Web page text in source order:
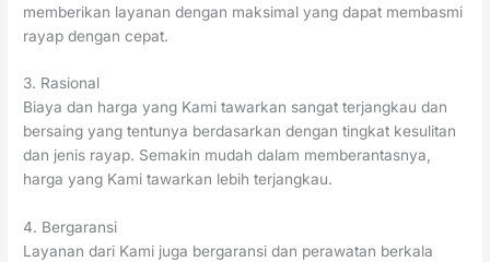
memberikan layanan dengan maksimal yang dapat membasmi
rayap dengan cepat.
3. Rasional
Biaya dan harga yang Kami tawarkan sangat terjangkau dan
bersaing yang tentunya berdasarkan dengan tingkat kesulitan
dan jenis rayap. Semakin mudah dalam memberantasnya,
harga yang Kami tawarkan lebih terjangkau.
4. Bergaransi
Layanan dari Kami juga bergaransi dan perawatan berkala